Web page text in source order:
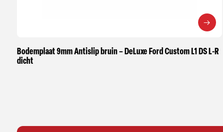
Bodemplaat 9mm Antislip bruin – DeLuxe Ford Custom L1 DS L-R
dicht